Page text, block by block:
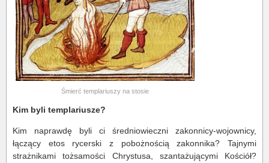
Śmierć templariuszy na stosie
Kim byli templariusze?
Kim naprawdę byli ci średniowieczni zakonnicy-wojownicy,
łączący etos rycerski z pobożnością zakonnika? Tajnymi
strażnikami tożsamości Chrystusa, szantażującymi Kościół?